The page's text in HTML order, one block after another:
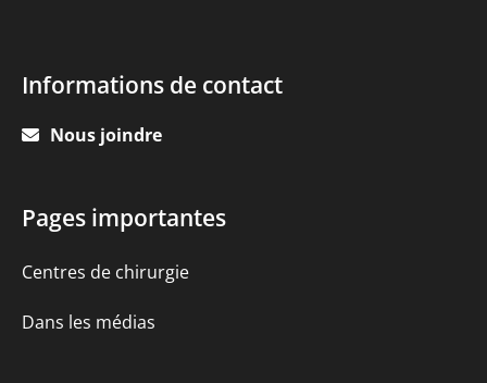
Contact
Info
Informations de contact
Nous joindre
Quick
links
Pages importantes
Centres de chirurgie
Dans les médias